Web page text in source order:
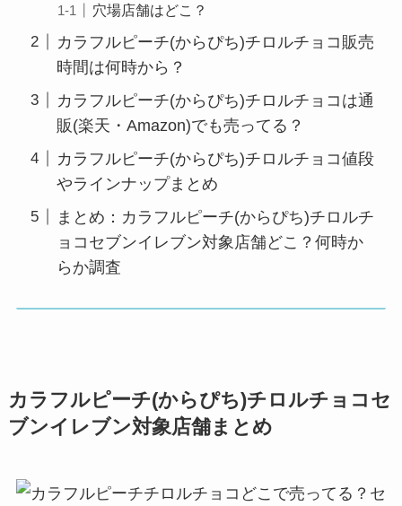
穴場店舗はどこ？
カラフルピーチ(からぴち)チロルチョコ販売
時間は何時から？
カラフルピーチ(からぴち)チロルチョコは通
販(楽天・Amazon)でも売ってる？
カラフルピーチ(からぴち)チロルチョコ値段
やラインナップまとめ
まとめ：カラフルピーチ(からぴち)チロルチ
ョコセブンイレブン対象店舗どこ？何時か
らか調査
カラフルピーチ(からぴち)チロルチョコセ
ブンイレブン対象店舗まとめ